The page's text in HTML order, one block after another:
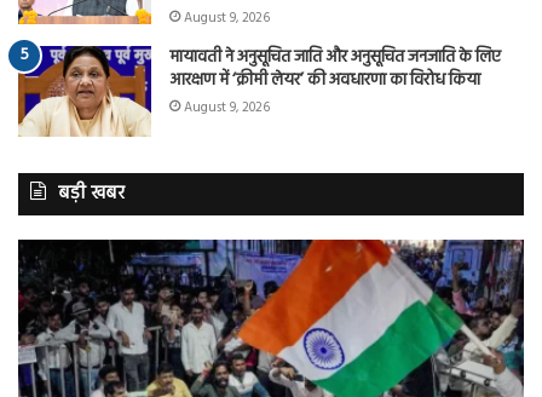
August 9, 2026
मायावती ने अनुसूचित जाति और अनुसूचित जनजाति के लिए
आरक्षण में ‘क्रीमी लेयर’ की अवधारणा का विरोध किया
August 9, 2026
बड़ी खबर